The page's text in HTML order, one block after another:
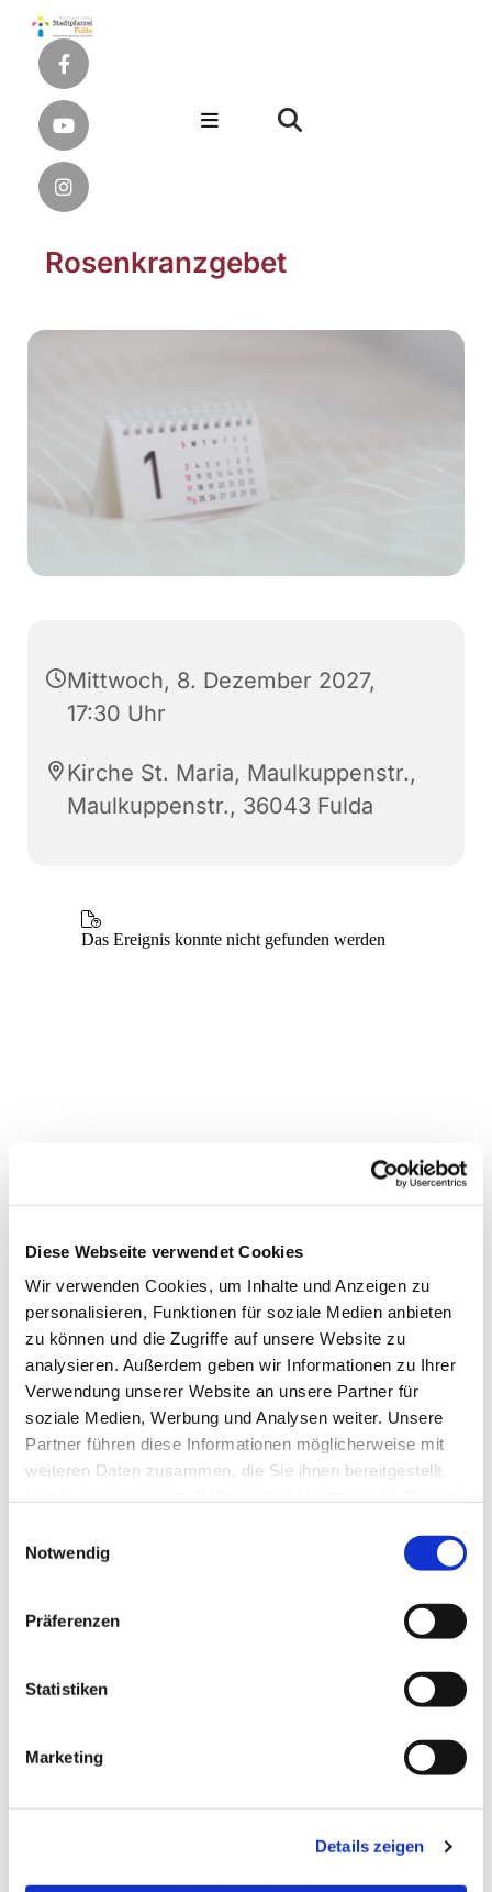
Diese Webseite verwendet Cookies
Wir verwenden Cookies, um Inhalte und Anzeigen zu
personalisieren, Funktionen für soziale Medien anbieten
zu können und die Zugriffe auf unsere Website zu
analysieren. Außerdem geben wir Informationen zu Ihrer
Verwendung unserer Website an unsere Partner für
soziale Medien, Werbung und Analysen weiter. Unsere
Partner führen diese Informationen möglicherweise mit
weiteren Daten zusammen, die Sie ihnen bereitgestellt
Notwendig
Präferenzen
Statistiken
Marketing
Details zeigen
Rosenkranzgebet
Mittwoch, 8. Dezember 2027,
17:30 Uhr
Kirche St. Maria, Maulkuppenstr.,
Maulkuppenstr., 36043 Fulda
Dies könnte Sie auch
interessieren